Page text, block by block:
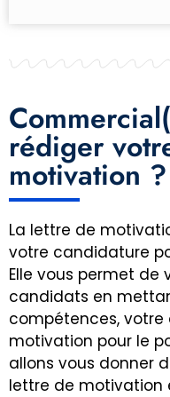
rédiger
motivation ?
La lettre de
votre candidature
Elle vous permet de
candidats en
compétences, votre
motivation pour le
allons vous donner
lettre de